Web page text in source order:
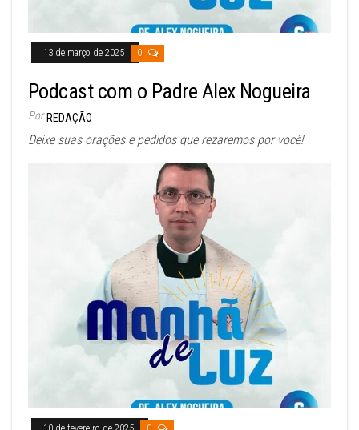
13 de março de 2025 0
Podcast com o Padre Alex Nogueira
Por REDAÇÃO
Deixe suas orações e pedidos que rezaremos por você!